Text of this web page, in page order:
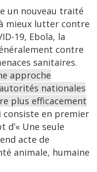
un nouveau traité
mieux lutter contre
19, Ebola, la
contre
sanitaires.
approche
nationales
plus efficacement
consiste en premier
d’« Une seule
acte de
animale, humaine